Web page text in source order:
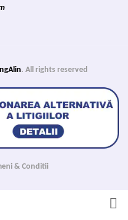
. All rights reserved
& Conditii
